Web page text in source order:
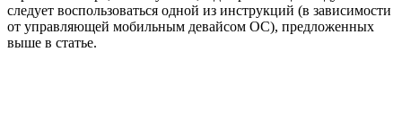
следует воспользоваться одной из инструкций (в зависимости
от управляющей мобильным девайсом ОС), предложенных
выше в статье.